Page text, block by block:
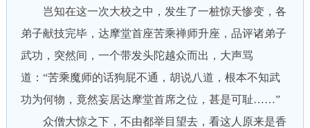
岂知在这一次大校之中，发生了一桩惊天惨变，各
弟子献技完毕，达摩堂首座苦乘禅师升座，品评诸弟子
武功，突然间，一个带发头陀越众而出，大声骂
道：“苦乘魔师的话狗屁不通，胡说八道，根本不知武
功为何物，竟然妄居达摩堂首席之位，甚是可耻……”
众僧大惊之下，不由都举目望去，看这人原来是香